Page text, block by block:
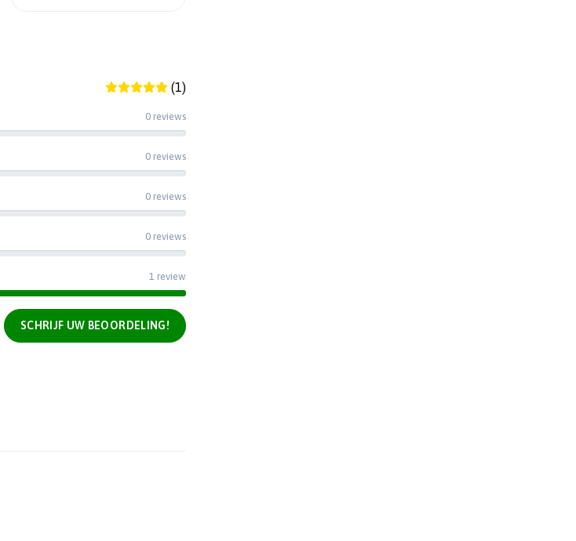
(1)
0 reviews
0 reviews
0 reviews
0 reviews
1 review
SCHRIJF UW BEOORDELING!